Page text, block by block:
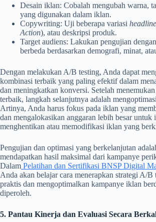
Desain iklan: Cobalah mengubah warna,
yang digunakan dalam iklan.
Copywriting: Uji beberapa variasi headline
Action), atau deskripsi produk.
Target audiens: Lakukan pengujian
berbeda berdasarkan demografi, minat,
Dengan melakukan A/B testing, Anda dapat
kombinasi terbaik yang paling efektif dalam
dan meningkatkan konversi. Setelah
terbaik, langkah selanjutnya adalah
Artinya, Anda harus fokus pada iklan yang
dan mengalokasikan anggaran lebih besar untuk
menghentikan atau memodifikasi iklan yang
Pengujian dan optimasi yang berkelanjutan
mendapatkan hasil maksimal dari kampanye
Dalam Pelatihan dan Sertifikasi BNSP Digital
Anda akan belajar cara menerapkan strategi A/B
praktis dan mengoptimalkan kampanye iklan
diperoleh.
5. Pantau Kinerja dan Evaluasi Secara